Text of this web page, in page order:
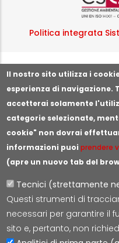
Il nostro sito utilizza i
esperienza di navigazione.
accetterai solamente
categorie selezionate,
cookie" non dovrai
informazioni puoiprendere
(apre un nuovo tab del
Tecnici (strettamente
Questi strumenti di
necessari per garantire il
sito e, pertanto, non
Politica integrata
Segnala
Via della